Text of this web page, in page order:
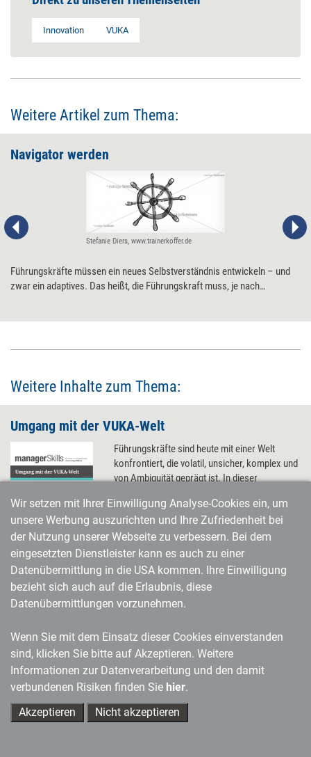
Innovation VUKA
Weitere Artikel zum Thema:
Navigator werden
Stefanie Diers, www.trainerkoffer.de
Führungskräfte müssen ein neues Selbstverständnis entwickeln – und
zwar ein adaptives. Das heißt, die Führungskraft muss, je nach
Weitere Inhalte zum Thema:
Umgang mit der VUKA-Welt
Führungskräfte sind heute mit einer Welt
konfrontiert, die volatil, unsicher, komplex und
von Ambiguität geprägt ist. In dieser
und Management immer weniger. Wie sie sich
auf die neuen Bedingungen einstellen können
und welche Fähig- und Fertigkeiten
entscheidend sind, um sich selbst, die
Mitarbeitenden und das Unternehmen in der
VUKA-Welt zu führen.
News aus der Weiterbildungswelt in Ihrem Postfach: Unser
Newsletter
Wir setzen mit Ihrer Einwilligung Analyse-Cookies ein, um
unsere Werbung auszurichten und Ihre Zufriedenheit bei
der Nutzung unserer Webseite zu verbessern. Bei dem
eingesetzten Dienstleister kann es auch zu einer
Datenübermittlung in die USA kommen. Ihre Einwilligung
bezieht sich auch auf die Erlaubnis, diese
Datenübermittlungen vorzunehmen.
Wenn Sie mit dem Einsatz dieser Cookies einverstanden
sind, klicken Sie bitte auf Akzeptieren. Weitere
Informationen zur Datenverarbeitung und den damit
verbundenen Risiken finden Sie hier.
Akzeptieren
Nicht akzeptieren